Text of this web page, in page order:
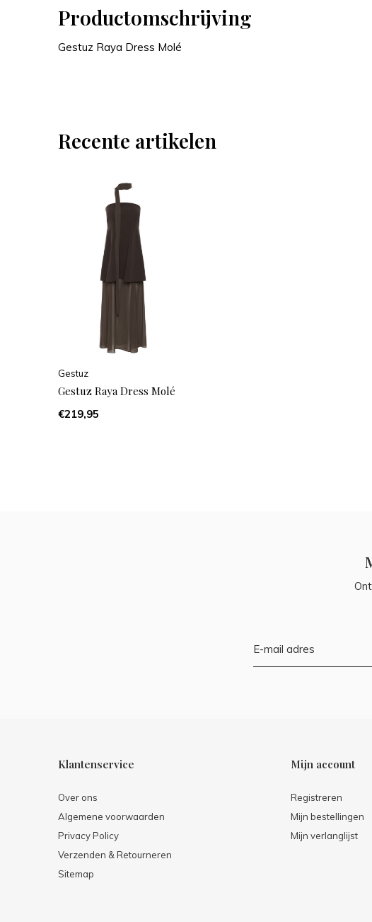
Productomschrijving
Gestuz Raya Dress Molé
Recente artikelen
Gestuz
Gestuz Raya Dress Molé
€219,95
Klantenservice
Over ons
Algemene voorwaarden
Privacy Policy
Verzenden & Retourneren
Sitemap
Mijn account
Registreren
Mijn bestellingen
Mijn verlanglijst